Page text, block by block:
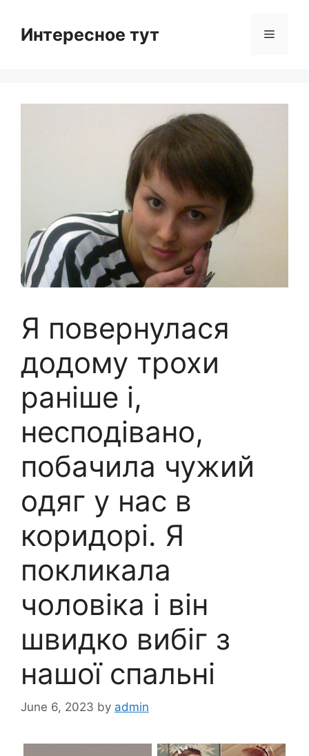
contentИнтересное тут Menu
Я повернулася
додому трохи
раніше і,
несподівано,
побачила чужий
одяг у нас в
коридорі. Я
покликала
чоловіка і він
швидко вибіг з
нашої спальні
June 6, 2023 by admin